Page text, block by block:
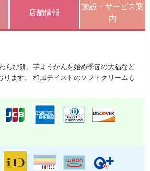
店舗情報
施設・サービス案
内
らび餅、芋ようかんを始め季節の大福など
ります。 和風テイストのソフトクリームも